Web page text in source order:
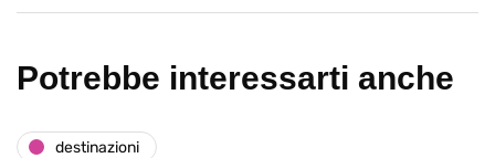
Potrebbe interessarti anche
destinazioni